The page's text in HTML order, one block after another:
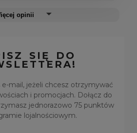
opinii
SIĘ DO
e-mail, jeżeli chcesz otrzymywać
i promocjach. Dołącz do
jednorazowo 75 punktów
lojalnościowym.